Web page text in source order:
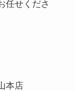
任せくださ
本店